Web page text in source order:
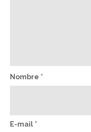
Nombre *
E-mail *